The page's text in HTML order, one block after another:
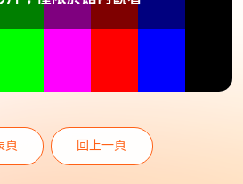
頁 回上一頁